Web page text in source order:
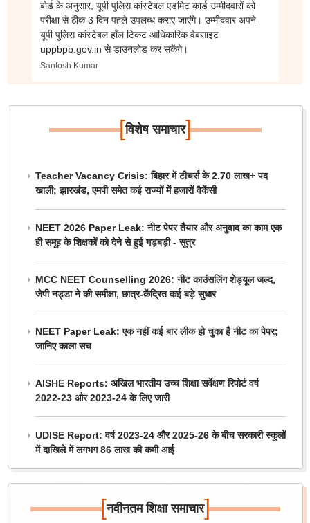
बोर्ड के अनुसार, यूपी पुलिस कांस्टेबल एडमिट कार्ड उम्मीदवारों को
परीक्षा से ठीक 3 दिन पहले उपलब्ध कराए जाएंगे। उम्मीदवार अपने
यूपी पुलिस कांस्टेबल हॉल टिकट आधिकारिक वेबसाइट
uppbpb.gov.in से डाउनलोड कर सकेंगे।
Santosh Kumar
[विशेष समाचार]
Teacher Vacancy Crisis: बिहार में टीचर्स के 2.70 लाख+ पद
खाली; झारखंड, एमपी समेत कई राज्यों में हजारों वैकेंसी
NEET 2026 Paper Leak: नीट पेपर तैयार और अनुवाद का काम एक
ही समूह के शिक्षकों को देने से हुई गड़बड़ी - सूत्र
MCC NEET Counselling 2026: नीट काउंसलिंग शेड्यूल जल्द,
जेपी नड्डा ने की समीक्षा, छात्र-केंद्रित कई बड़े सुधार
NEET Paper Leak: एक नहीं कई बार लीक हो चुका है नीट का पेपर;
जानिए काला सच
AISHE Reports: अखिल भारतीय उच्च शिक्षा सर्वेक्षण रिपोर्ट वर्ष
2022-23 और 2023-24 के लिए जारी
UDISE Report: वर्ष 2023-24 और 2025-26 के बीच सरकारी स्कूलों
में दाखिले में लगभग 86 लाख की कमी आई
[नवीनतम शिक्षा समाचार]